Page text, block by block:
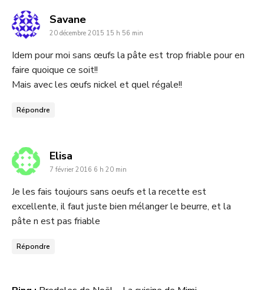
Savanedit
:
20 décembre 2015 15 h 56 min
Idem pour moi sans œufs la pâte est trop friable pour en
faire quoique ce soit!!
Mais avec les œufs nickel et quel régale!!
Répondre
Elisa
:
7 février 2016 6 h 20 min
Je les fais toujours sans oeufs et la recette est
excellente, il faut juste bien mélanger le beurre, et la
pâte n est pas friable
Répondre